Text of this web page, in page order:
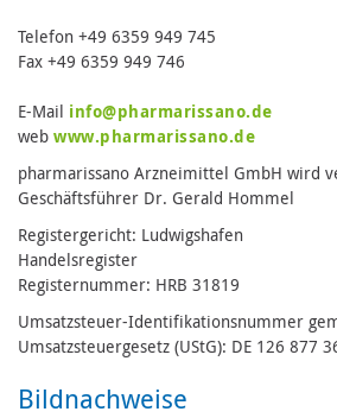
Telefon +49 6359 949 745
Fax +49 6359 949 746
E-Mail info@pharmarissano.de
web www.pharmarissano.de
pharmarissano Arzneimittel GmbH wird
Geschäftsführer Dr. Gerald Hommel
Registergericht: Ludwigshafen
Handelsregister
Registernummer: HRB 31819
Umsatzsteuer-Identifikationsnummer
Umsatzsteuergesetz (UStG): DE 126 877
Bildnachweise